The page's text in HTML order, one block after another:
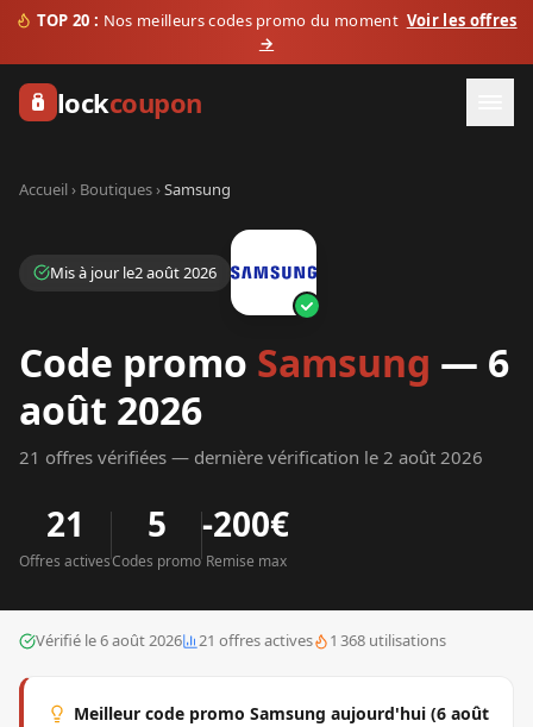
TOP 20 : Nos meilleurs codes promo du moment Voir les offres
→
lockcoupon
Accueil › Boutiques ›Samsung
Mis à jour le2août 2026
Code promo Samsung — 6
août 2026
21 offres vérifiées — dernière vérification le 2 août 2026
21
Offres actives
5
Codes promo
-200€
Remise max
Vérifié le6 août 2026 21 offresactives 1 368 utilisations
Meilleur code promo Samsung aujourd'hui (6 août